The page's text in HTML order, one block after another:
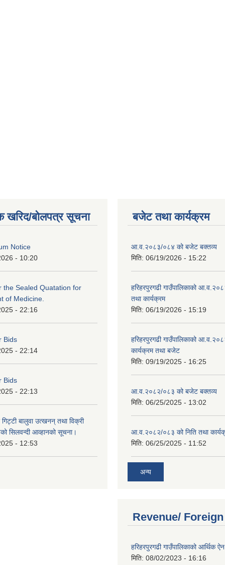
खरिद/बोलपत्र सूचना
Notice
- 10:20
the Sealed Quatation for
of Medicine.
- 22:16
Bids
- 22:14
Bids
- 22:13
बालुवा उत्खनन् तथा विक्री
सिलवन्दी आव्हानको सूचना।
- 12:53
बजेट तथा कार्यक्रम
आ.व.२०८३/०८४ को बजेट बक्तव्य
मिति: 06/19/2026 - 15:22
हरिहरपुरगढी गाउँपालिकाको
तथा कार्यक्रम
मिति: 06/19/2026 - 15:19
हरिहरपुरगढी गाउँपालिकाको
कार्यक्रम तथा बजेट
मिति: 09/19/2025 - 16:25
आ.व.२०८२/०८३ को बजेट बक्तव्य
मिति: 06/25/2025 - 13:02
आ.व.२०८२/०८३ को निति तथा
मिति: 06/25/2025 - 11:52
अन्य
Revenue/
हरिहरपुरगढी गाउँपालिकाको आर्थिक
मिति: 08/02/2023 - 16:16